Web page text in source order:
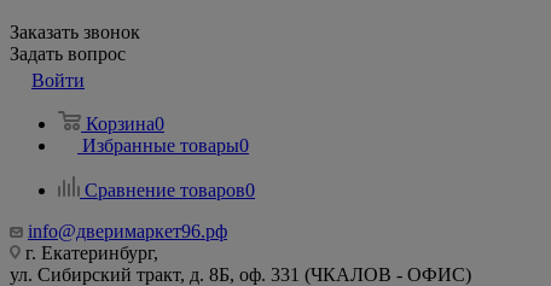
Заказать звонок
Задать вопрос
Войти
Корзина0
Избранные товары0
Сравнение товаров0
info@дверимаркет96.рф
г. Екатеринбург,
ул. Сибирский тракт, д. 8Б, оф. 331 (ЧКАЛОВ - ОФИС)